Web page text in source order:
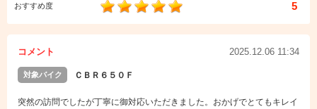
おすすめ度 5
コメント 2025.12.06 11:34
対象バイク ＣＢＲ６５０Ｆ
突然の訪問でしたが丁寧に御対応いただきました。おかげでとてもキレイ